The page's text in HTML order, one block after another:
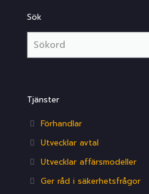
Sök
Tjänster
Förhandlar
Utvecklar avtal
Utvecklar affärsmodeller
Ger råd i säkerhetsfrågor